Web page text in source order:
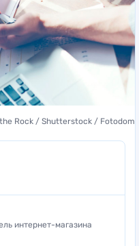
Rock / Shutterstock / Fotodom
интернет-магазина